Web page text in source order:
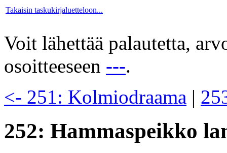
Takaisin taskukirjaluetteloon...
Voit lähettää palautetta,
osoitteeseen ---.
<- 251: Kolmiodraama |
252: Hammaspeikko